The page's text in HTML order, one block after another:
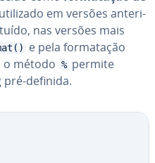
em versões an­te­ri­
nas versões mais
e pela for­ma­ta­ção
o método % permite
definida.